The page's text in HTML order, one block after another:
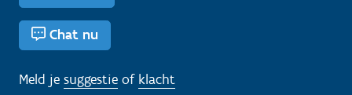
Chat nu
Meld je suggestie of klacht